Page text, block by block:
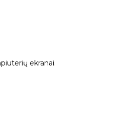
ekranai.